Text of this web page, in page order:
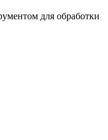
для обработки